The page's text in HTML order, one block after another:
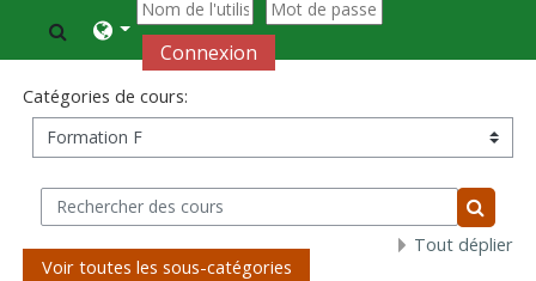
Passer au contenu principal
Activer/désactiver la saisie de recherche
Connexion
Catégories de cours:
Rechercher des cours
Tout déplier
Voir toutes les sous-catégories